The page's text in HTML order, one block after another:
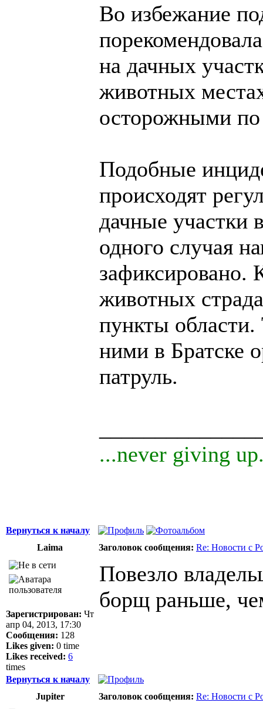
Во избежание
на дачных
животных
осторожными
Подобные
происходят
дачные участки
одного случая
зафиксировано.
животных
пункты
ними в Братске
патруль.
...never giving
Вернуться к началу
Laima
Заголовок сообщения: Re: Новости с
Зарегистрирован: Чт
апр 04, 2013, 17:30
Сообщения: 128
Likes given: 0 time
Likes received: 6
times
Повезло
борщ раньше,
Вернуться к началу
Jupiter
Заголовок сообщения: Re: Новости с